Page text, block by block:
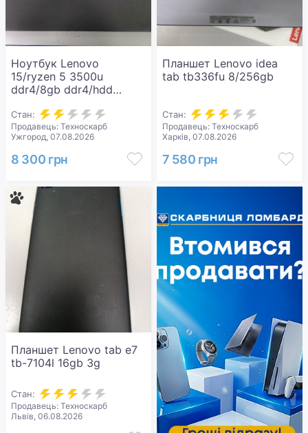
Ноутбук Lenovo
15/ryzen 5 3500u
ddr4/8gb ddr4/hdd
gb/*інтегрована
Стан:
Продавець: Техноскарб
Ужгород, 07.08.2026
8 300 грн
Планшет Lenovo idea
tab tb336fu 8/256gb
Стан:
Продавець: Техноскарб
Харків, 07.08.2026
7 580 грн
Планшет Lenovo tab e7
tb-7104l 16gb 3g
Стан:
Продавець: Техноскарб
Львів, 06.08.2026